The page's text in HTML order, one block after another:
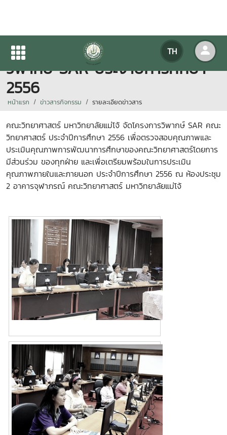
TH
คณะวิทยาศาสตร์ จัดโครงการ
วิพากษ์ SAR ประจำปีการศึกษา
2556
หน้าแรก ข่าวสารกิจกรรม รายละเอียดข่าวสาร
คณะวิทยาศาสตร์ มหาวิทยาลัยแม่โจ้ จัดโครงการวิพากษ์ SAR คณะ
วิทยาศาสตร์ ประจำปีการศึกษา 2556 เพื่อตรวจสอบคุณภาพและ
ประเมินคุณภาพการพัฒนาการศึกษาของคณะวิทยาศาสตร์โดยการ
มีส่วนร่วม ของทุกฝ่าย และเพื่อเตรียมพร้อมในการประเมิน
คุณภาพภายในและภายนอก ประจำปีการศึกษา 2556 ณ ห้องประชุม
2 อาคารจุฬาภรณ์ คณะวิทยาศาสตร์ มหาวิทยาลัยแม่โจ้